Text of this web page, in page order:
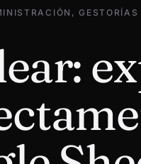
GESTORÍAS